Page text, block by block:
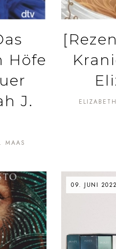
Höfe
J.
MAAS
09. JUNI 2022